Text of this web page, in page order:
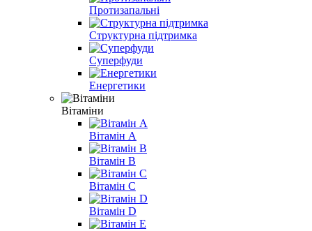
Протизапальні
Структурна підтримка
Суперфуди
Енергетики
Вітаміни
Вітамін A
Вітамін B
Вітамін С
Вітамін D